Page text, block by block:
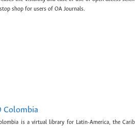
shop for users of OA Journals.
Colombia
is a virtual library for Latin-America, the